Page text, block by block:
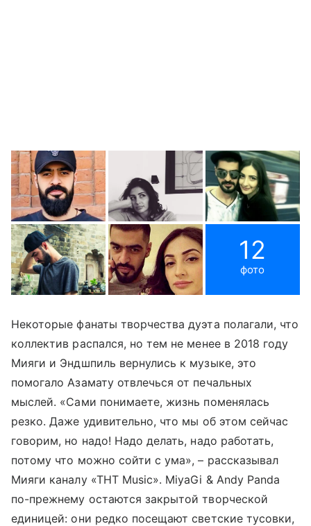
12
фото
Некоторые фанаты творчества дуэта полагали, что
коллектив распался, но тем не менее в 2018 году
Мияги и Эндшпиль вернулись к музыке, это
помогало Азамату отвлечься от печальных
мыслей. «Сами понимаете, жизнь поменялась
резко. Даже удивительно, что мы об этом сейчас
говорим, но надо! Надо делать, надо работать,
потому что можно сойти с ума», – рассказывал
Мияги каналу «ТНТ Music». MiyaGi & Andy Panda
по-прежнему остаются закрытой творческой
единицей: они редко посещают светские тусовки,